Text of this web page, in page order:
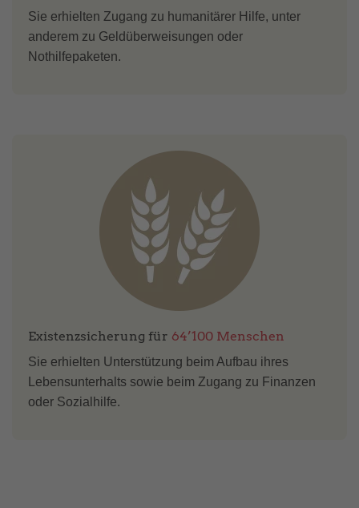
Sie erhielten Zugang zu humanitärer Hilfe, unter
anderem zu Geldüberweisungen oder
Nothilfepaketen.
Existenzsicherung für 64’100 Menschen
Sie erhielten Unterstützung beim Aufbau ihres
Lebensunterhalts sowie beim Zugang zu Finanzen
oder Sozialhilfe.